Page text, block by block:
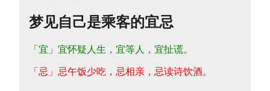
梦见自己是乘客的宜忌
「宜」宜怀疑人生，宜等人，宜扯谎。
「忌」忌午饭少吃，忌相亲，忌读诗饮酒。